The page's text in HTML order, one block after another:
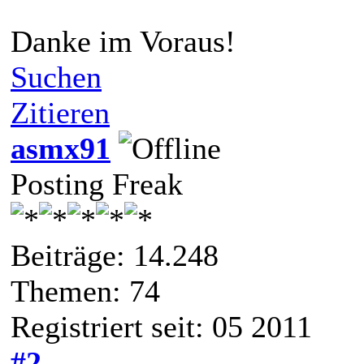
Danke im Voraus!
Suchen
Zitieren
asmx91
Posting Freak
Beiträge: 14.248
Themen: 74
Registriert seit: 05 2011